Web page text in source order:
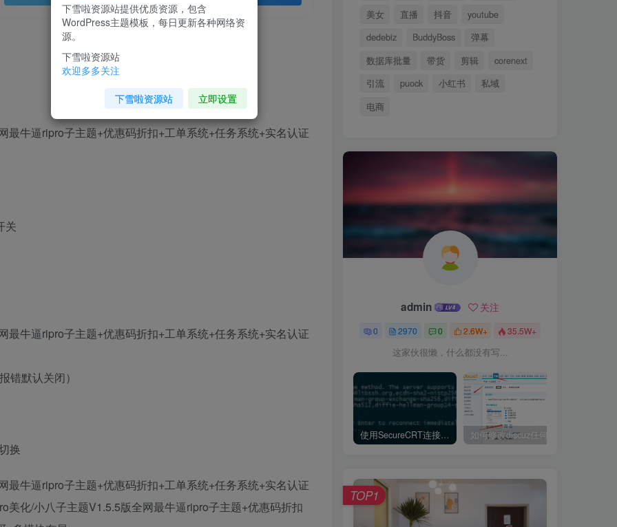
牛逼ripro子主题+优惠码折扣+工单系统+任务系统+实名认证
关
牛逼ripro子主题+优惠码折扣+工单系统+任务系统+实名认证
错默认关闭）
换
牛逼ripro子主题+优惠码折扣+工单系统+任务系统+实名认证
化/小八子主题V1.5.5版全网最牛逼ripro子主题+优惠码折扣
美女
直播 抖音
youtube
dedebiz
BuddyBoss
弹幕
数据库批量
带货 剪辑
corenext
引流
puock 小红书
私域
电商
admin 关注
0 2970 0 2.6W+ 35.5W+
这家伙很懒，什么都没有写...
使用SecureCRT连接Ubuntu20.04报错：Key exchange failed. No compatible key exchange method.
TOP1
下雪啦资源站提供优质资源，包含
WordPress主题模板，每日更新各种网络资
源。
下雪啦资源站
欢迎多多关注
下雪啦资源站 立即设置